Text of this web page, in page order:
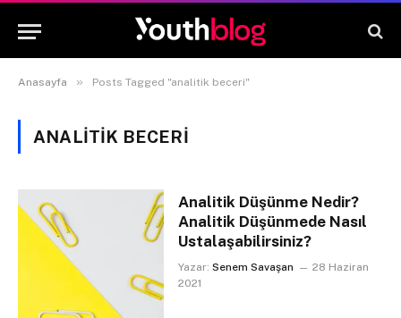
Anasayfa » Posts Tagged "analitik beceri"
ANALITIK BECERI
Analitik Düşünme Nedir?
Analitik Düşünmede Nasıl
Ustalaşabilirsiniz?
Yazar: Senem Savaşan
28 Haziran
2021